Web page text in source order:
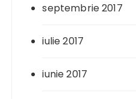
septembrie 2017
iulie 2017
iunie 2017